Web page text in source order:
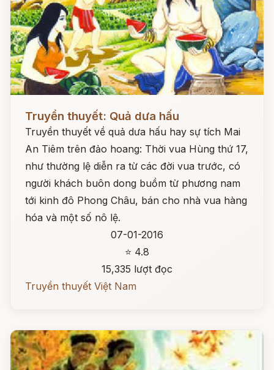
Đọc ngay
Truyền thuyết: Quả dưa hấu
Truyền thuyết về quả dưa hấu hay sự tích Mai
An Tiêm trên đảo hoang: Thời vua Hùng thứ 17,
như thường lệ diễn ra từ các đời vua trước, có
người khách buôn dong buồm từ phương nam
tới kinh đô Phong Châu, bán cho nhà vua hàng
hóa và một số nô lệ.
07-01-2016
⭐ 4.8
15,335 lượt đọc
Truyền thuyết Việt Nam